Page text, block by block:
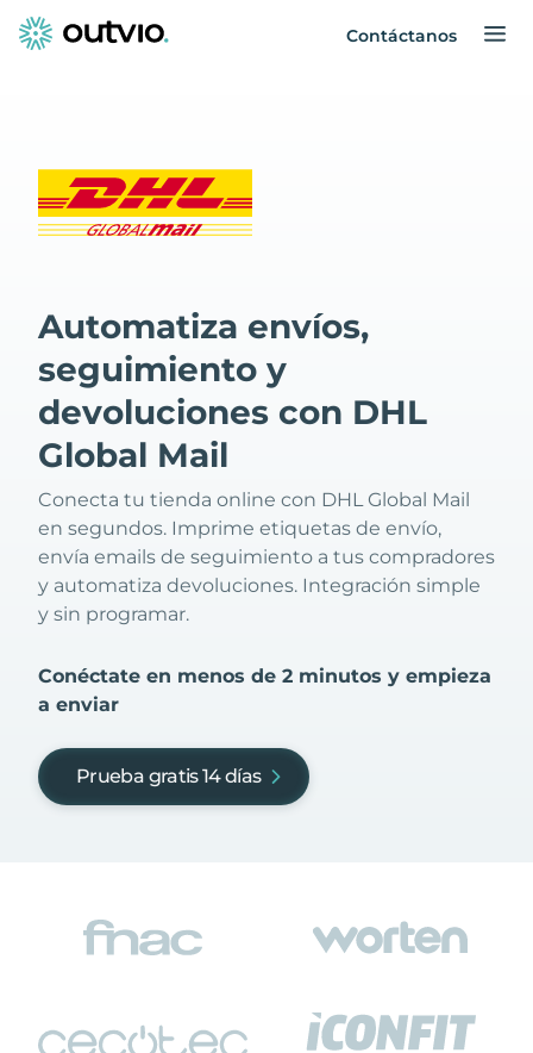
Contáctanos
Automatiza envíos,
seguimiento y
devoluciones con DHL
Global Mail
Conecta tu tienda online con DHL Global Mail
en segundos. Imprime etiquetas de envío,
envía emails de seguimiento a tus compradores
y automatiza devoluciones. Integración simple
y sin programar.
Conéctate en menos de 2 minutos y empieza
a enviar
Prueba gratis 14 días